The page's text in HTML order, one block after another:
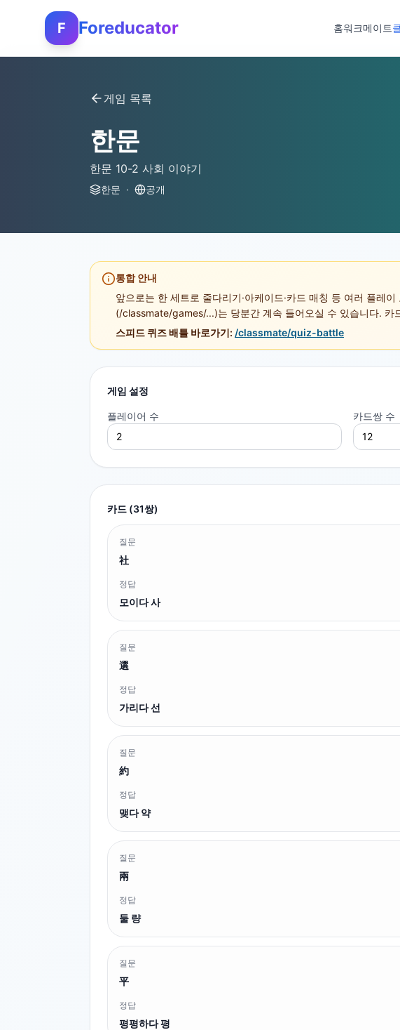
F Foreducator 홈워크메이트
게임 목록
한문
한문 10-2 사회 이야기
한문 · 공개
통합 안내
앞으로는 한 세트로 줄다리기·아케이드·카드 매칭 등 여러 플레
(/classmate/games/...)는 당분간 계속 들어오실 수 있습니다. 카
스피드 퀴즈 배틀 바로가기: /classmate/quiz-battle
게임 설정
플레이어 수 카드쌍 수
카드 (31쌍)
질문
社
정답
모이다 사
질문
選
정답
가리다 선
질문
約
정답
맺다 약
질문
兩
정답
둘 량
질문
平
정답
평평하다 평